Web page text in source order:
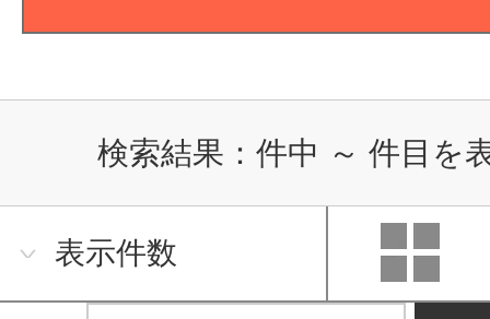
検索結果： 件中 ～ 件目を
表示件数